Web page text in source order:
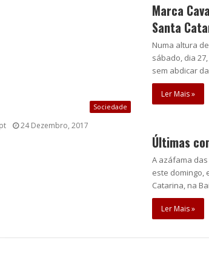
Marca
Santa
Numa altura
sábado, dia
sem abdicar
Ler Mais »
Sociedade
24 Dezembro, 2017
Últimas
A azáfama
este domingo,
Catarina, na
Ler Mais »